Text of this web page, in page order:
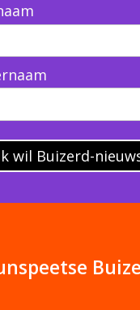
wil Buizerd-